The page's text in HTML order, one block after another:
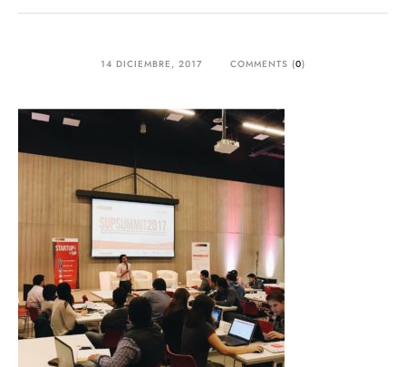
14 DICIEMBRE, 2017 COMMENTS (0)